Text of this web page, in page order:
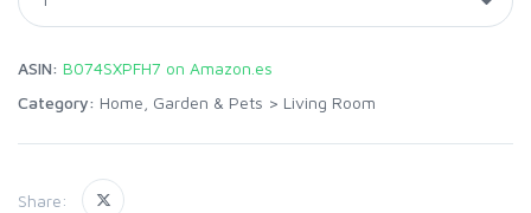
ASIN: B074SXPFH7 on Amazon.es
Category: Home, Garden & Pets > Living Room
Share: